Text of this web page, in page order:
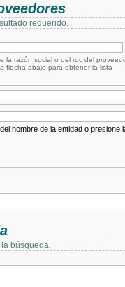
requerido.
la razón social o del ruc del
flecha abajo para obtener la lista
nombre de la entidad o presione
búsqueda.